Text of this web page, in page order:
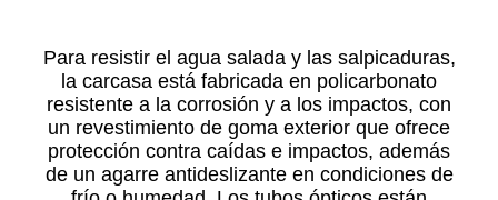
Para resistir el agua salada y las salpicaduras,
la carcasa está fabricada en policarbonato
resistente a la corrosión y a los impactos, con
un revestimiento de goma exterior que ofrece
protección contra caídas e impactos, además
de un agarre antideslizante en condiciones de